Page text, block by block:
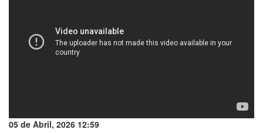
05 de Abril, 2026 12:59